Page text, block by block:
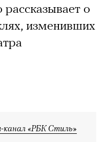
о
изменивших
канал «РБК Стиль»